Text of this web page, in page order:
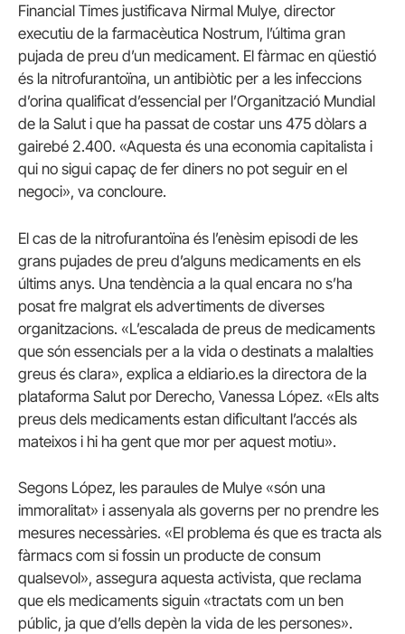
Financial Times justificava Nirmal Mulye, director
executiu de la farmacèutica Nostrum, l’última gran
pujada de preu d’un medicament. El fàrmac en qüestió
és la nitrofurantoïna, un antibiòtic per a les infeccions
d’orina qualificat d’essencial per l’Organització Mundial
de la Salut i que ha passat de costar uns 475 dòlars a
gairebé 2.400. «Aquesta és una economia capitalista i
qui no sigui capaç de fer diners no pot seguir en el
negoci», va concloure.
El cas de la nitrofurantoïna és l’enèsim episodi de les
grans pujades de preu d’alguns medicaments en els
últims anys. Una tendència a la qual encara no s’ha
posat fre malgrat els advertiments de diverses
organitzacions. «L’escalada de preus de medicaments
que són essencials per a la vida o destinats a malalties
greus és clara», explica a eldiario.es la directora de la
plataforma Salut por Derecho, Vanessa López. «Els alts
preus dels medicaments estan dificultant l’accés als
mateixos i hi ha gent que mor per aquest motiu».
Segons López, les paraules de Mulye «són una
immoralitat» i assenyala als governs per no prendre les
mesures necessàries. «El problema és que es tracta als
fàrmacs com si fossin un producte de consum
qualsevol», assegura aquesta activista, que reclama
que els medicaments siguin «tractats com un ben
públic, ja que d’ells depèn la vida de les persones».